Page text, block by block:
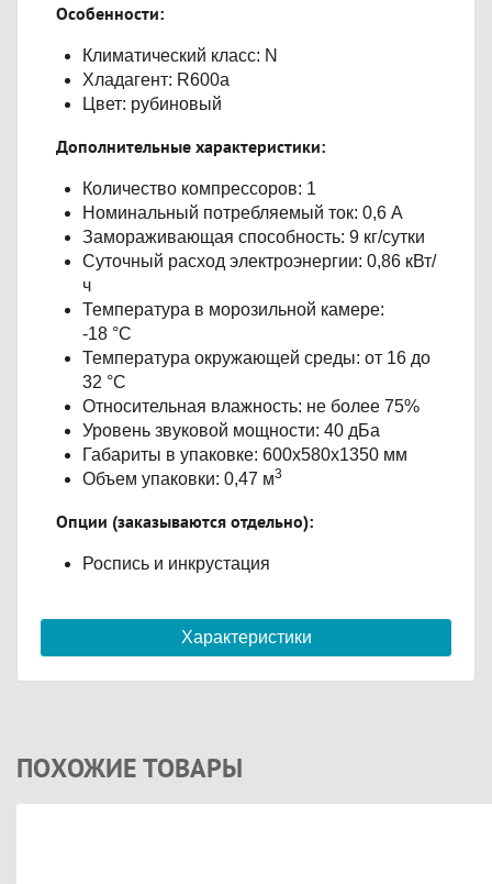
Особенности:
Климатический класс: N
Хладагент: R600a
Цвет: рубиновый
Дополнительные характеристики:
Количество компрессоров: 1
Номинальный потребляемый ток: 0,6 А
Замораживающая способность: 9 кг/сутки
Суточный расход электроэнергии: 0,86 кВт/
ч
Температура в морозильной камере:
-18 °C
Температура окружающей среды: от 16 до
32 °С
Относительная влажность: не более 75%
Уровень звуковой мощности: 40 дБа
Габариты в упаковке: 600х580х1350 мм
Объем упаковки: 0,47 м3
​Опции (заказываются отдельно):
Роспись и инкрустация
Характеристики
ПОХОЖИЕ ТОВАРЫ